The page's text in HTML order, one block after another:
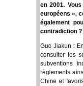
en 2001.
européens »,
également
contradiction ?
Guo Jiakun :
consulter les
subventions
règlements
Chine et